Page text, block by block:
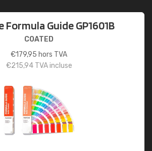
Formula Guide GP1601B
COATED
€179,95 hors TVA
€215,94TVA incluse